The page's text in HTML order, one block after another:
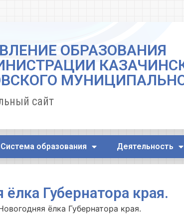
ОБРАЗОВАНИЯ
сайт
Система образования Деятельность
Губернатора края.
ёлка Губернатора края.